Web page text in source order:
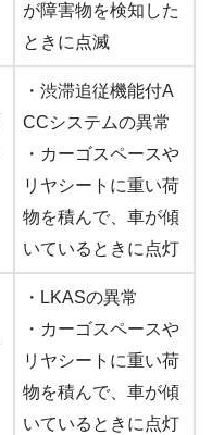
が障害物を検知した
ときに点滅
・渋滞追従機能付A
CCシステムの異常
・カーゴスペースや
リヤシートに重い荷
物を積んで、車が傾
いているときに点灯
・LKASの異常
・カーゴスペースや
リヤシートに重い荷
物を積んで、車が傾
いているときに点灯